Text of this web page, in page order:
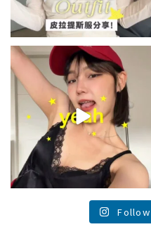
summer outfit⋆.˚✮🎧✮˚.⋆
夏日穿搭最需要單品！...
755 43